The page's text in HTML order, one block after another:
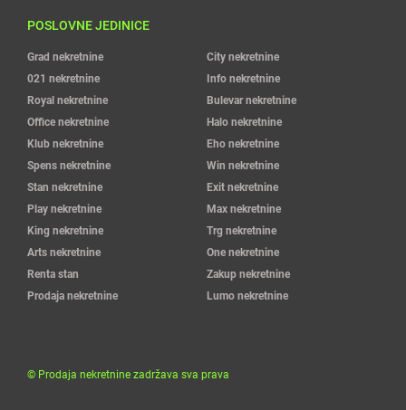
POSLOVNE JEDINICE
Grad nekretnine
City nekretnine
021 nekretnine
Info nekretnine
Royal nekretnine
Bulevar nekretnine
Office nekretnine
Halo nekretnine
Klub nekretnine
Eho nekretnine
Spens nekretnine
Win nekretnine
Stan nekretnine
Exit nekretnine
Play nekretnine
Max nekretnine
King nekretnine
Trg nekretnine
Arts nekretnine
One nekretnine
Renta stan
Zakup nekretnine
Prodaja nekretnine
Lumo nekretnine
© Prodaja nekretnine zadržava sva prava